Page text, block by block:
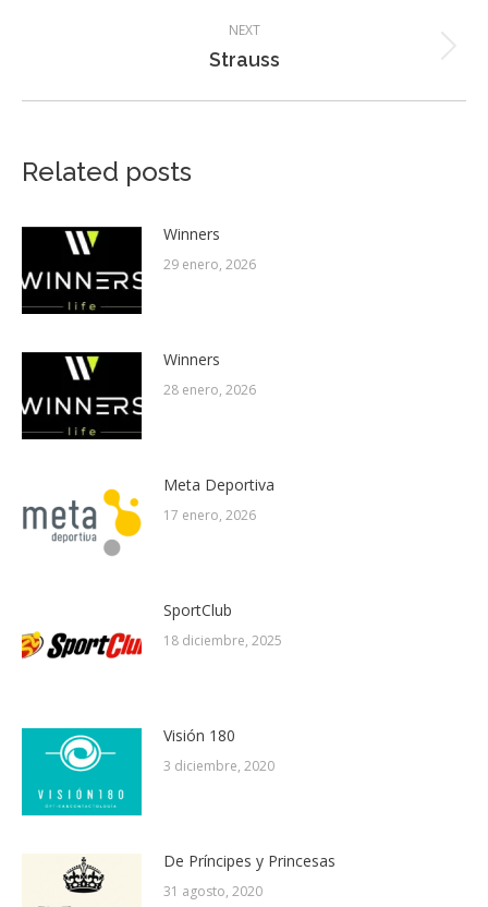
NEXT
Next
Strauss
Related posts
Winners
29 enero, 2026
Winners
28 enero, 2026
Meta Deportiva
17 enero, 2026
SportClub
18 diciembre, 2025
Visión 180
3 diciembre, 2020
De Príncipes y Princesas
31 agosto, 2020